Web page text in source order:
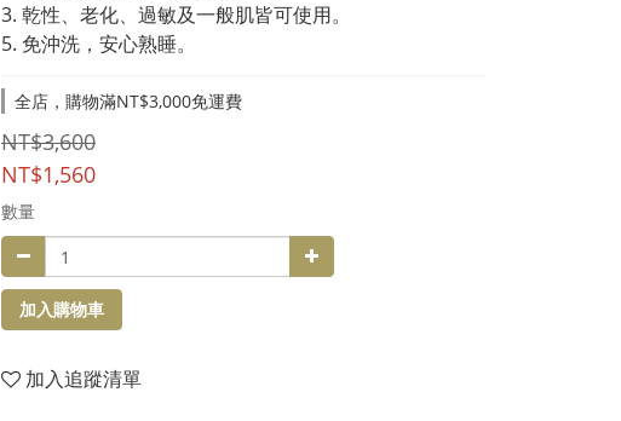
3. 乾性、老化、過敏及一般肌皆可使用。
5. 免沖洗，安心熟睡。
全店，購物滿NT$3,000免運費
NT$3,600
NT$1,560
數量
加入購物車
加入追蹤清單